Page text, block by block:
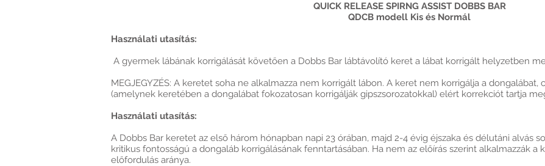
QUICK RELEASE SPIRNG ASSIST DOBBS BAR
QDCB modell Kis és Normál
Használati utasítás:
A gyermek lábának korrigálását követően a Dobbs Bar lábtávolító keret a lábat korrigált helyzetben
MEGJEGYZÉS: A keretet soha ne alkalmazza nem korrigált lábon. A keret nem korrigálja a
(amelynek keretében a dongalábat fokozatosan korrigálják gipszsorozatokkal) elért korrekciót tartja
Használati utasítás:
A Dobbs Bar keretet az első három hónapban napi 23 órában, majd 2-4 évig éjszaka és délutáni alvás
kritikus fontosságú a dongaláb korrigálásának fenntartásában. Ha nem az előírás szerint alkalmazzák a
előfordulás aránya.